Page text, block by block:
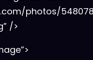
photos/
/>